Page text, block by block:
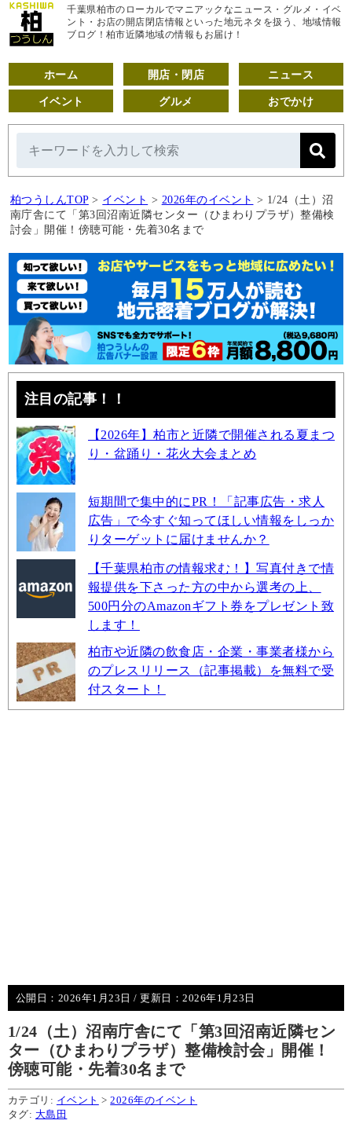
千葉県柏市のローカルでマニアックなニュース・グルメ・イベ
ント・お店の開店閉店情報といった地元ネタを扱う、地域情報
ブログ！柏市近隣地域の情報もお届け！
ホーム 開店・閉店 ニュース
イベント グルメ おでかけ
柏つうしんTOP > イベント > 2026年のイベント > 1/24（土）沼
南庁舎にて「第3回沼南近隣センター（ひまわりプラザ）整備検
討会」開催！傍聴可能・先着30名まで
注目の記事！！
【2026年】柏市と近隣で開催される夏まつ
り・盆踊り・花火大会まとめ
短期間で集中的にPR！「記事広告・求人
広告」で今すぐ知ってほしい情報をしっか
りターゲットに届けませんか？
【千葉県柏市の情報求む！】写真付きで情
報提供を下さった方の中から選考の上、
500円分のAmazonギフト券をプレゼント致
します！
柏市や近隣の飲食店・企業・事業者様から
のプレスリリース（記事掲載）を無料で受
付スタート！
公開日： 2026年1月23日 / 更新日：2026年1月23日
1/24（土）沼南庁舎にて「第3回沼南近隣セン
ター（ひまわりプラザ）整備検討会」開催！
傍聴可能・先着30名まで
カテゴリ: イベント >2026年のイベント
タグ: 大島田